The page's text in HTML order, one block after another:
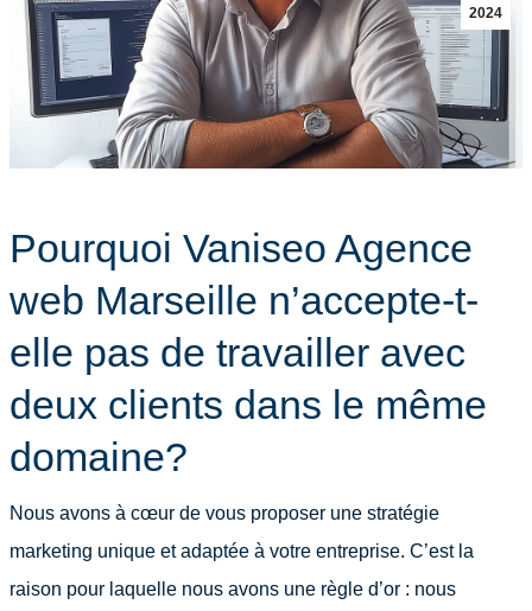
2024
Pourquoi Vaniseo Agence
web Marseille n’accepte-t-
elle pas de travailler avec
deux clients dans le même
domaine?
Nous avons à cœur de vous proposer une stratégie
marketing unique et adaptée à votre entreprise. C’est la
raison pour laquelle nous avons une règle d’or : nous